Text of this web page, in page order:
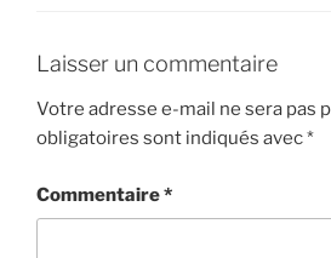
Laisser un commentaire
Votre adresse e-mail ne sera pas
obligatoires sont indiqués avec*
Commentaire*